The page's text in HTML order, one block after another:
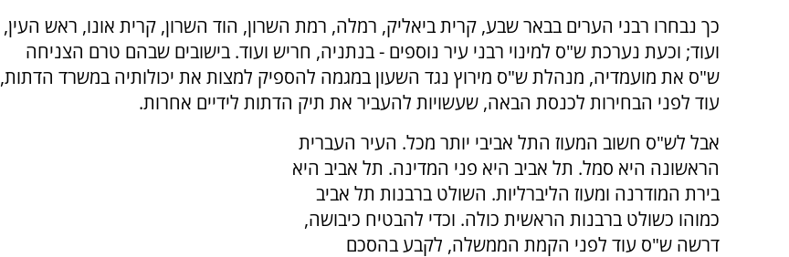
כך נבחרו רבני הערים בבאר שבע, קרית ביאליק, רמלה, רמת השרון, הוד השרון, קרית אונו, ראש העין,
ועוד; וכעת נערכת ש"ס למינוי רבני עיר נוספים - בנתניה, חריש ועוד. בישובים שבהם טרם הצניחה
ש"ס את מועמדיה, מנהלת ש"ס מירוץ נגד השעון במגמה להספיק למצות את יכולותיה במשרד הדתות,
עוד לפני הבחירות לכנסת הבאה, שעשויות להעביר את תיק הדתות לידיים אחרות.
אבל לש"ס חשוב המעוז התל אביבי יותר מכל. העיר העברית
הראשונה היא סמל. תל אביב היא פני המדינה. תל אביב היא
בירת המודרנה ומעוז הליברליות. השולט ברבנות תל אביב
כמוהו כשולט ברבנות הראשית כולה. וכדי להבטיח כיבושה,
דרשה ש"ס עוד לפני הקמת הממשלה, לקבע בהסכם